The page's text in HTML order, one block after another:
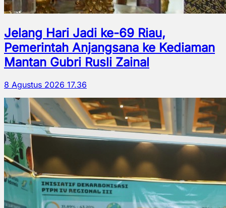
Jelang Hari Jadi ke-69 Riau,
Pemerintah Anjangsana ke Kediaman
Mantan Gubri Rusli Zainal
8 Agustus 2026 17.36